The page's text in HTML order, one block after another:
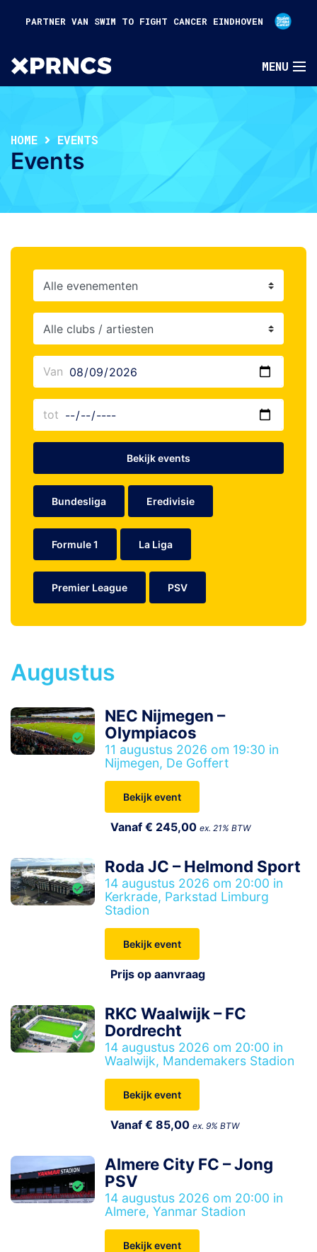
PARTNER VAN SWIM TO FIGHT CANCER EINDHOVEN
HOME EVENTS
Events
Bekijk events
Bundesliga Eredivisie
Formule 1 La Liga
Premier League PSV
Augustus
NEC Nijmegen –
Olympiacos
11 augustus 2026 om 19:30 in
Nijmegen, De Goffert
Bekijk event
Vanaf € 245,00ex. 21% BTW
Roda JC – Helmond Sport
14 augustus 2026 om 20:00 in
Kerkrade, Parkstad Limburg
Stadion
Bekijk event
Prijs op aanvraag
RKC Waalwijk – FC
Dordrecht
14 augustus 2026 om 20:00 in
Waalwijk, Mandemakers Stadion
Bekijk event
Vanaf € 85,00ex. 9% BTW
Almere City FC – Jong
PSV
14 augustus 2026 om 20:00 in
Almere, Yanmar Stadion
Bekijk event